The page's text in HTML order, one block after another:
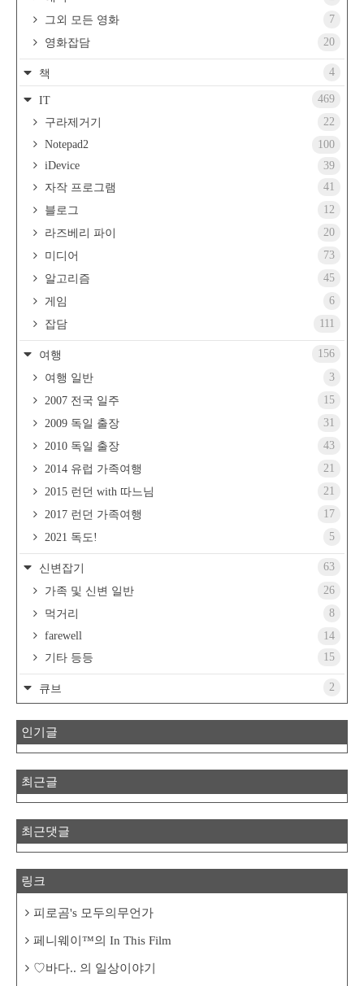
그외 모든 영화
7
영화잡담
20
책 4
IT
469
구라제거기
22
Notepad2
100
iDevice
39
자작 프로그램
41
블로그
12
라즈베리 파이
20
미디어
73
알고리즘
45
게임
6
잡담
111
여행
156
여행 일반
3
2007 전국 일주
15
2009 독일 출장
31
2010 독일 출장
43
2014 유럽 가족여행
21
2015 런던 with 따느님
21
2017 런던 가족여행
17
2021 독도!
5
신변잡기
63
가족 및 신변 일반
26
먹거리
8
farewell
14
기타 등등
15
큐브 2
인기글
최근글
최근댓글
링크
피로곰's 모두의무언가
페니웨이™의 In This Film
♡바다.. 의 일상이야기